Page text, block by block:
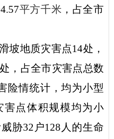
平方千米 ，占全市
坡地质灾害点14处，
，占全市灾害点总数
险情统计，均为小型
害点体积规模均为小
胁32户128人的生命